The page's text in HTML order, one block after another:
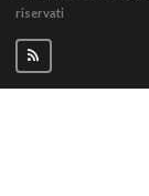
riservati